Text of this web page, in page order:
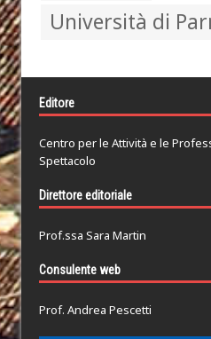
Università di
Editore
Centro per le Attività e le
Spettacolo
Direttore editoriale
Prof.ssa Sara Martin
Consulente web
Prof. Andrea Pescetti